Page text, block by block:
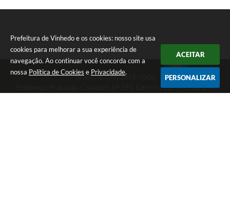
Prefeitura de Vinhedo e os cookies: nosso site usa
cookies para melhorar a sua experiência de
navegação. Ao continuar você concorda com a
nossa Política de Cookies e Privacidade.
ACEITAR
PERSONALIZAR
Telefone: (19) 3826-7800
Endereço: Rua João Corazzari, nº 394, Centro | CEP: 13280-091